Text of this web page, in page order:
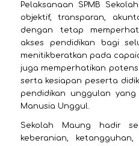
Pelaksanaan SPMB
objektif, transparan,
dengan tetap
akses pendidikan bagi
menitikberatkan pada
juga memperhatikan
serta kesiapan peserta
pendidikan unggulan
Manusia Unggul.
Sekolah Maung hadir
keberanian,